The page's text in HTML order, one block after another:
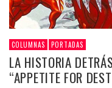
COLUMNAS PORTADAS
LA HISTORIA
“APPETITE FOR